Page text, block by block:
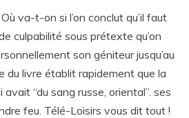
va-t-on si l’on conclut qu’il faut
culpabilité sous prétexte qu’on
son géniteur jusqu’au
du livre établit rapidement que la
“du sang russe, oriental”. ses
feu. Télé-Loisirs vous dit tout !